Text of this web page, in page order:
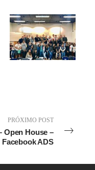
PRÓXIMO POST
Open House –
Facebook ADS